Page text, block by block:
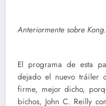
Anteriormente sobre
El programa de esta
dejado el nuevo tráiler
firme, mejor dicho,
bichos, John C. Reilly